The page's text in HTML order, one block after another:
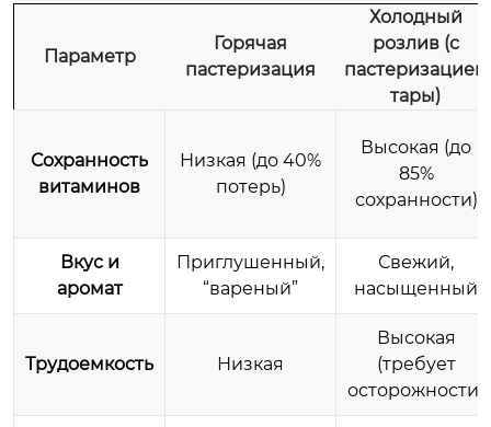
Параметр
Горячая
пастеризация
Холодный
розлив (с
пастеризацией
тары)
Сохранность
витаминов
Низкая (до 40%
потерь)
Высокая (до
85%
сохранности)
Вкус и
аромат
Приглушенный,
“вареный”
Свежий,
насыщенный
Трудоемкость Низкая
Высокая
(требует
осторожности)